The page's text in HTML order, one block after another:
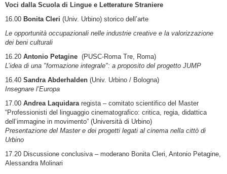
Voci dalla Scuola di Lingue e Letterature Straniere
16.00 Bonita Cleri (Univ. Urbino) storico dell’arte
Le opportunità occupazionali nelle industrie creative e la valorizzazione
dei beni culturali
16.20 Antonio Petagine (PUSC-Roma Tre, Roma)
L’idea di una "formazione integrale": a proposito del progetto JUMP
16.40 Sandra Abderhalden (Univ. Urbino / Bologna)
Insegnare l’Europa
17.00 Andrea Laquidara regista – comitato scientifico del Master
“Professionisti del linguaggio cinematografico: critica, regia, didattica
dell’immagine in movimento” (Università di Urbino)
Presentazione del Master e dei progetti legati al cinema nella cittò di
Urbino
17.20 Discussione conclusiva – moderano Bonita Cleri, Antonio Petagine,
Alessandra Molinari